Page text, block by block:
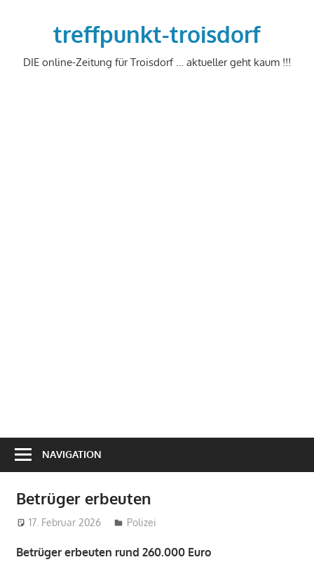
treffpunkt-troisdorf
DIE online-Zeitung für Troisdorf … aktueller geht kaum !!!
NAVIGATION
Betrüger erbeuten
17. Februar 2026 treffpunkt
Polizei
Betrüger erbeuten rund 260.000 Euro